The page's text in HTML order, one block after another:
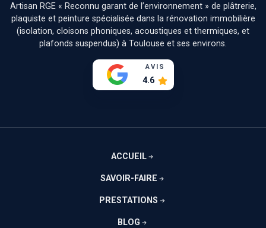
Artisan RGE « Reconnu garant de l’environnement » de plâtrerie,
plaquiste et peinture spécialisée dans la rénovation immobilière
(isolation, cloisons phoniques, acoustiques et thermiques, et
plafonds suspendus) à Toulouse et ses environs.
AVIS
4.6
ACCUEIL
SAVOIR-FAIRE
PRESTATIONS
BLOG